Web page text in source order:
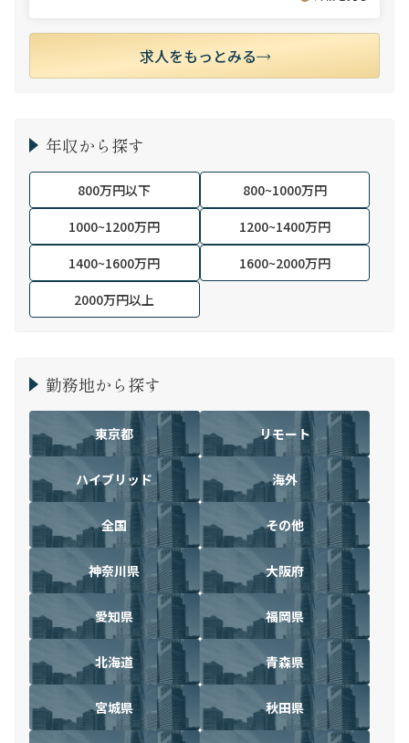
求人をもっとみる
年収から探す
800万円以下
800~1000万円
1000~1200万円
1200~1400万円
1400~1600万円
1600~2000万円
2000万円以上
勤務地から探す
東京都 リモート
ハイブリッド 海外
全国 その他
神奈川県 大阪府
愛知県 福岡県
北海道 青森県
宮城県 秋田県